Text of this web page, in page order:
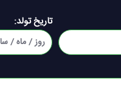
تاریخ تولد: